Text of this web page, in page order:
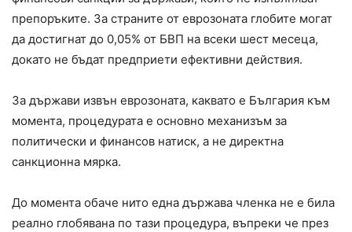
препоръките. За страните от еврозоната глобите могат
да достигнат до 0,05% от БВП на всеки шест месеца,
докато не бъдат предприети ефективни действия.
За държави извън еврозоната, каквато е България към
момента, процедурата е основно механизъм за
политически и финансов натиск, а не директна
санкционна мярка.
До момента обаче нито една държава членка не е била
реално глобявана по тази процедура, въпреки че през